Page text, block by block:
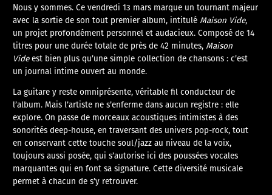
​Nous y sommes. Ce vendredi 13 mars marque un tournant majeur
avec la sortie de son tout premier album, intitulé Maison Vide,
un projet profondément personnel et audacieux. Composé de 14
titres pour une durée totale de près de 42 minutes, Maison
Videest bien plus qu’une simple collection de chansons : c’est
un journal intime ouvert au monde.
La guitare y reste omniprésente, véritable fil conducteur de
l’album. Mais l’artiste ne s’enferme dans aucun registre : elle
explore. On passe de morceaux acoustiques intimistes à des
sonorités deep-house, en traversant des univers pop-rock, tout
en conservant cette touche soul/jazz au niveau de la voix,
toujours aussi posée, qui s’autorise ici des poussées vocales
marquantes qui en font sa signature. Cette diversité musicale
permet à chacun de s’y retrouver.